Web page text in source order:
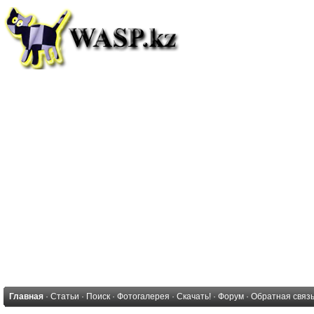
Главная · Статьи · Поиск · Фотогалерея · Скачать! · Форум · Обратная связь